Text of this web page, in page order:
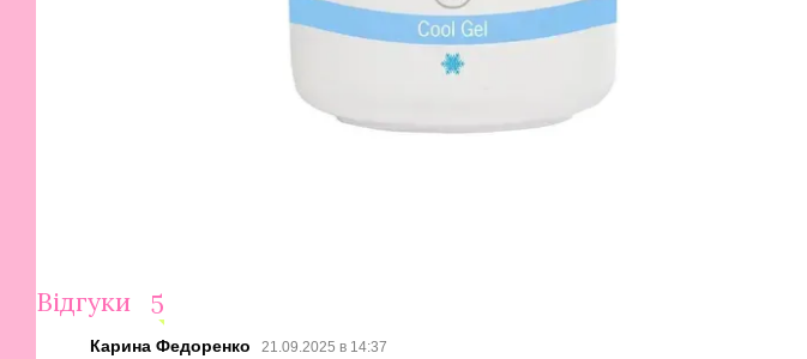
Відгуки 5
Карина Федоренко 21.09.2025 в 14:37